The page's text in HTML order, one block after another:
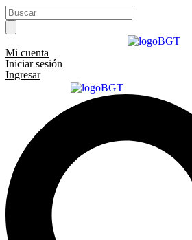
Ir
al
contenido
Search
...
Mi cuenta
Iniciar sesión
Ingresar